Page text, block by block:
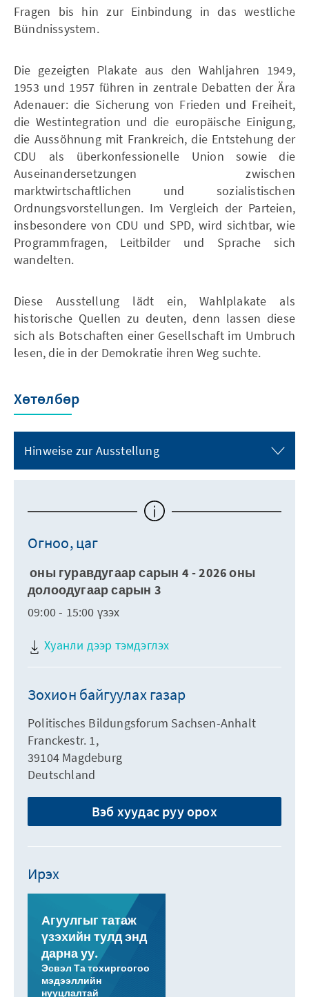
Fragen bis hin zur Einbindung in das westliche
Bündnissystem.
Die gezeigten Plakate aus den Wahljahren 1949,
1953 und 1957 führen in zentrale Debatten der Ära
Adenauer: die Sicherung von Frieden und Freiheit,
die Westintegration und die europäische Einigung,
die Aussöhnung mit Frankreich, die Entstehung der
CDU als überkonfessionelle Union sowie die
Auseinandersetzungen zwischen
marktwirtschaftlichen und sozialistischen
Ordnungsvorstellungen. Im Vergleich der Parteien,
insbesondere von CDU und SPD, wird sichtbar, wie
Programmfragen, Leitbilder und Sprache sich
wandelten.
Diese Ausstellung lädt ein, Wahlplakate als
historische Quellen zu deuten, denn lassen diese
sich als Botschaften einer Gesellschaft im Umbruch
lesen, die in der Demokratie ihren Weg suchte.
Хөтөлбөр
Hinweise zur Ausstellung
Огноо, цаг
оны гуравдугаар сарын 4 - 2026 оны
долоодугаар сарын 3
09:00 - 15:00 үзэх
Хуанли дээр тэмдэглэх
Зохион байгуулах газар
Politisches Bildungsforum Sachsen-Anhalt
Franckestr. 1,
39104 Magdeburg
Deutschland
Вэб хуудас руу орох
Ирэх
Агуулгыг татаж
үзэхийн тулд энд
дарна уу.
Эсвэл Та тохиргоогоо
мэдээллийн
нууцлалтай